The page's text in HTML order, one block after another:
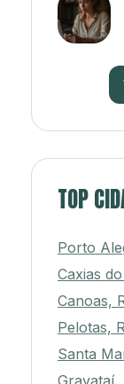
TOP
Porto
Caxias
Canoas,
Pelotas,
Santa